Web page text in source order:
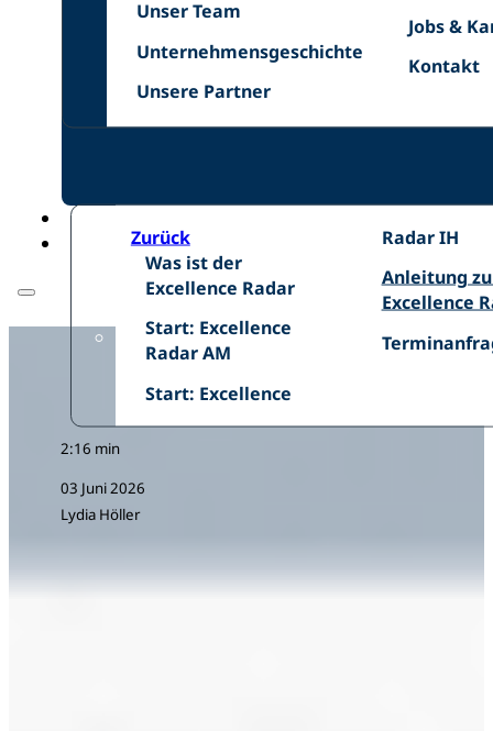
Unser Team
Unser
Unternehmensgeschichte
Unternehmensgeschichte
Unsere Partner
Unsere
Jobs &
Jobs
Karriere
Kontakt
Kontakt
Zurück
Was ist der
Excellence Radar
Was
ist
Excellence
Radar
Start: Excellence
Radar AM
Start:
Excellence
AM
Start: Excellence
Radar IH
Start:
Excellence
IH
Anleitung
Excellence
Anleitung
zum
Radar
2:16 min
03 Juni 2026
Lydia Höller